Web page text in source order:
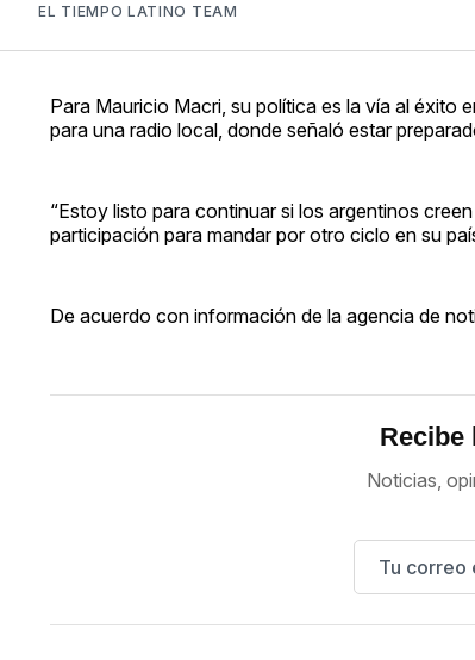
EL TIEMPO LATINO TEAM
Para Mauricio Macri, su política es la vía al éxito
para una radio local, donde señaló estar
“Estoy listo para continuar si los argentinos
participación para mandar por otro ciclo en su
De acuerdo con información de la agencia de
Recibe
Noticias,